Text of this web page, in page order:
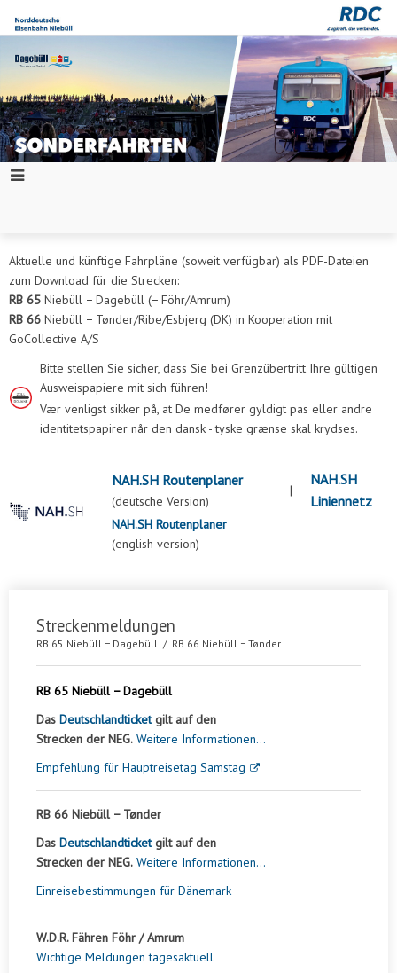
Aktuelle und künftige Fahrpläne (soweit verfügbar) als PDF-Dateien
zum Download für die Strecken:
RB 65 Niebüll − Dagebüll (− Föhr/Amrum)
RB 66 Niebüll − Tønder/Ribe/Esbjerg (DK) in Kooperation mit
GoCollective A/S
Bitte stellen Sie sicher, dass Sie bei Grenzübertritt Ihre gültigen
Ausweispapiere mit sich führen!
Vær venligst sikker på, at De medfører gyldigt pas eller andre
identitetspapirer når den dansk - tyske grænse skal krydses.
NAH.SH Routenplaner
(deutsche Version)
|
NAH.SH
Liniennetz
NAH.SH Routenplaner
(english version)
Streckenmeldungen
RB 65 Niebüll − Dagebüll / RB 66 Niebüll − Tønder
RB 65 Niebüll − Dagebüll
Das Deutschlandticketgilt auf den
Strecken der NEG. Weitere Informationen...
Empfehlung für Hauptreisetag Samstag
RB 66 Niebüll − Tønder
Das Deutschlandticketgilt auf den
Strecken der NEG. Weitere Informationen...
Einreisebestimmungen für Dänemark
W.D.R. Fähren Föhr / Amrum
Wichtige Meldungen tagesaktuell